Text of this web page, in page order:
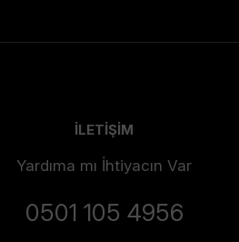
İLETİŞİM
Yardıma mı İhtiyacın Var
0501 105 4956